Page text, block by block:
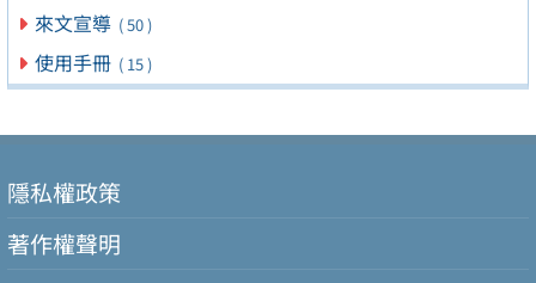
來文宣導 ( 50 )
使用手冊 ( 15 )
隱私權政策
著作權聲明